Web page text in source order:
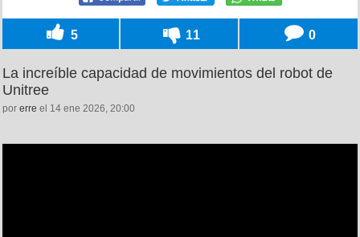
5 11 0
La increíble capacidad de movimientos del robot de
Unitree
por erre el 14 ene 2026, 20:00